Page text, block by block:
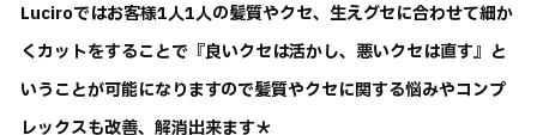
Luciroではお客様1人1人の髪質やクセ、生えグセに合わせて細か
くカットをすることで『良いクセは活かし、悪いクセは直す』と
いうことが可能になりますので髪質やクセに関する悩みやコンプ
レックスも改善、解消出来ます＊